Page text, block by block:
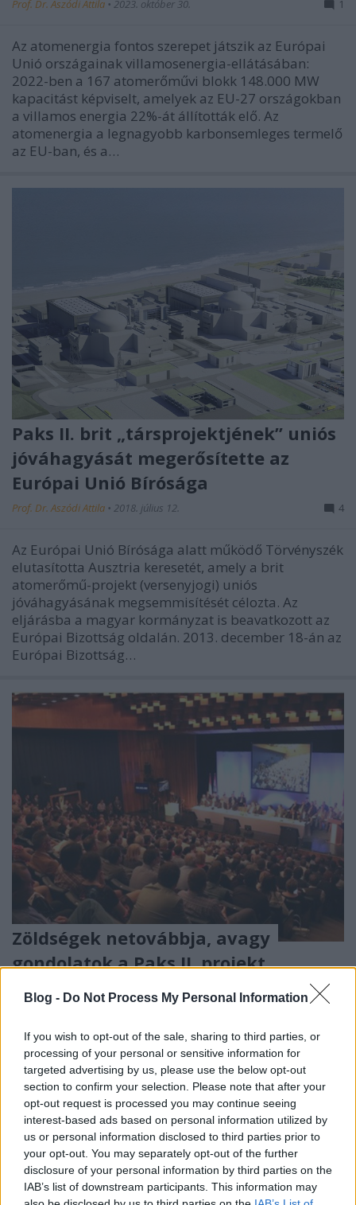
Blog - Do Not Process My Personal Information
If you wish to opt-out of the sale, sharing to third parties, or
processing of your personal or sensitive information for
targeted advertising by us, please use the below opt-out
section to confirm your selection. Please note that after your
opt-out request is processed you may continue seeing
interest-based ads based on personal information utilized by
us or personal information disclosed to third parties prior to
your opt-out. You may separately opt-out of the further
disclosure of your personal information by third parties on the
IAB’s list of downstream participants. This information may
Prof. Dr. Aszódi Attila • 2023. október 30. 1
Az atomenergia fontos szerepet játszik az Európai
Unió országainak villamosenergia-ellátásában:
2022-ben a 167 atomerőművi blokk 148.000 MW
kapacitást képviselt, amelyek az EU-27 országokban
a villamos energia 22%-át állították elő. Az
atomenergia a legnagyobb karbonsemleges termelő
az EU-ban, és a…
Paks II. brit „társprojektjének” uniós
jóváhagyását megerősítette az
Európai Unió Bírósága
Prof. Dr. Aszódi Attila • 2018. július 12. 4
Az Európai Unió Bírósága alatt működő Törvényszék
elutasította Ausztria keresetét, amely a brit
atomerőmű-projekt (versenyjogi) uniós
jóváhagyásának megsemmisítését célozta. Az
eljárásba a magyar kormányzat is beavatkozott az
Európai Bizottság oldalán. 2013. december 18-án az
Európai Bizottság…
Zöldségek netovábbja, avagy
gondolatok a Paks II. projekt
környezetvédelmi engedélyéhez
kapcsolódó zöld támadásokról
Prof. Dr. Aszódi Attila•2017. november 14.
Az elmúlt időszakban több hírportálon is megjelent
az a hír, mely szerint az Energiaklub és a Greenpeace
Strasbourgba, az Emberi Jogok Európai Bírósága elé
vinné Paks II. környezetvédelmi engedélyezésének
ügyét, miután a Pécsi Törvényszék elutasította késve
beérkezett keresetlevelüket. A Pécsi…